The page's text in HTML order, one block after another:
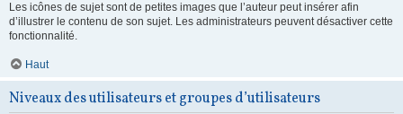
Les icônes de sujet sont de petites images que l’auteur peut insérer afin
d’illustrer le contenu de son sujet. Les administrateurs peuvent désactiver cette
fonctionnalité.
Haut
Niveaux des utilisateurs et groupes d’utilisateurs